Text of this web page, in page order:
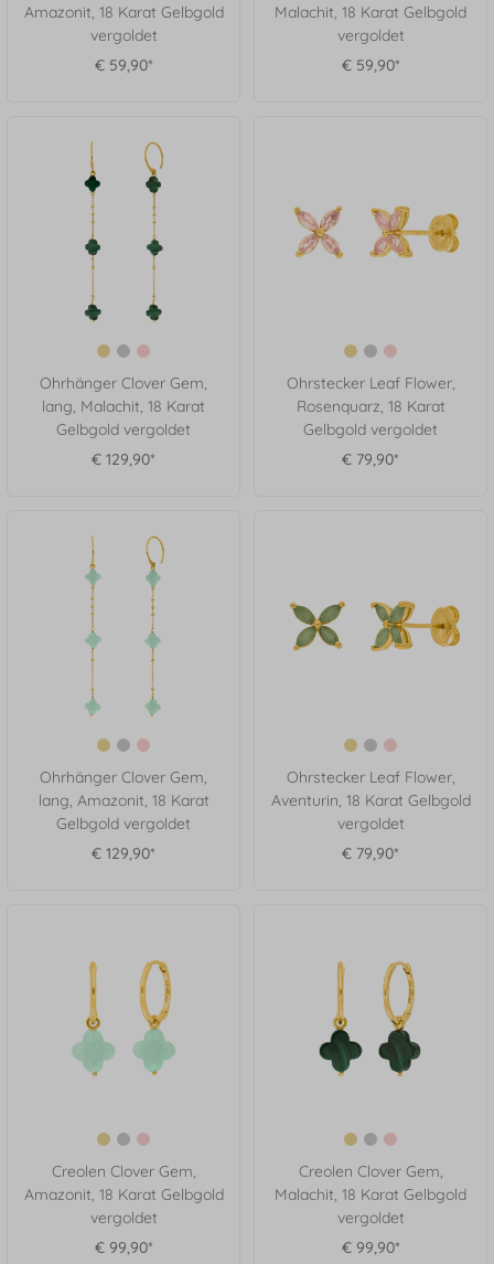
Amazonit, 18 Karat Gelbgold
vergoldet
€ 59,90*
Malachit, 18 Karat Gelbgold
vergoldet
€ 59,90*
Ohrhänger Clover Gem,
lang, Malachit, 18 Karat
Gelbgold vergoldet
€ 129,90*
Ohrstecker Leaf Flower,
Rosenquarz, 18 Karat
Gelbgold vergoldet
€ 79,90*
Ohrhänger Clover Gem,
lang, Amazonit, 18 Karat
Gelbgold vergoldet
€ 129,90*
Ohrstecker Leaf Flower,
Aventurin, 18 Karat Gelbgold
vergoldet
€ 79,90*
Creolen Clover Gem,
Amazonit, 18 Karat Gelbgold
vergoldet
€ 99,90*
Creolen Clover Gem,
Malachit, 18 Karat Gelbgold
vergoldet
€ 99,90*